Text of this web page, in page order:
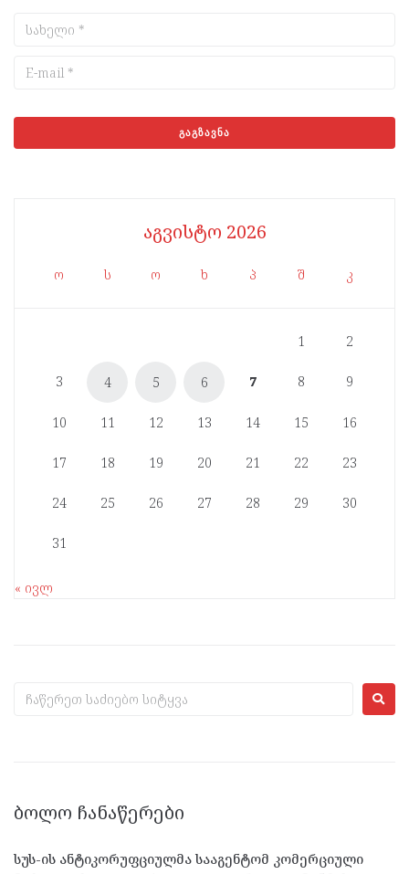
აგვისტო 2026
ო ს ო ხ პ შ კ
1 2
3 4 5 6 7 8 9
10 11 12 13 14 15 16
17 18 19 20 21 22 23
24 25 26 27 28 29 30
31
« ივლ
ᲑᲝᲚᲝ ᲩᲐᲜᲐᲬᲔᲠᲔᲑᲘ
სუს-ის ანტიკორუფციულმა სააგენტომ კომერციული